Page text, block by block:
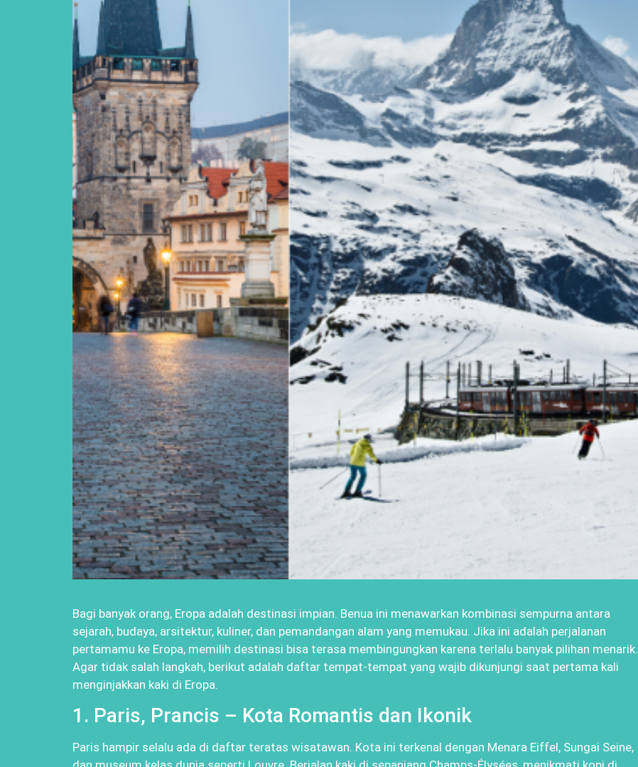
Bagi banyak orang, Eropa adalah destinasi impian. Benua ini menawarkan kombinasi sempurna antara
sejarah, budaya, arsitektur, kuliner, dan pemandangan alam yang memukau. Jika ini adalah perjalanan
pertamamu ke Eropa, memilih destinasi bisa terasa membingungkan karena terlalu banyak pilihan menarik.
Agar tidak salah langkah, berikut adalah daftar tempat-tempat yang wajib dikunjungi saat pertama kali
menginjakkan kaki di Eropa.
1. Paris, Prancis – Kota Romantis dan Ikonik
Paris hampir selalu ada di daftar teratas wisatawan. Kota ini terkenal dengan Menara Eiffel, Sungai Seine,